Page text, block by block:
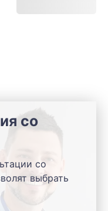
со
со
выбрать